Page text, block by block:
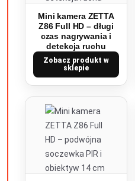
Mini kamera ZETTA
Z86 Full HD – długi
czas nagrywania i
detekcja ruchu
Zobacz produkt w
sklepie